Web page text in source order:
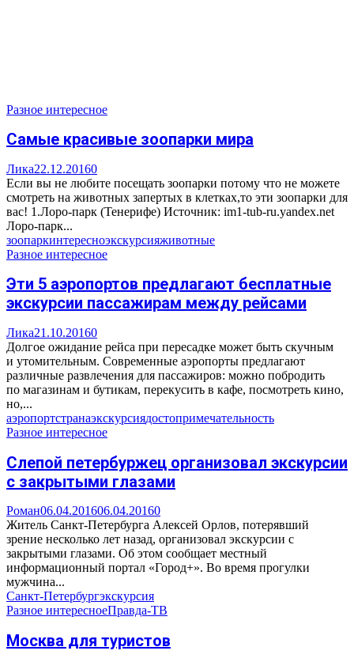
Разное интересное
Самые красивые зоопарки мира
Лика22.12.20160
Если вы не любите посещать зоопарки потому что не можете
смотреть на животных запертых в клетках,то эти зоопарки для
вас! 1.Лоро-парк (Тенерифе) Источник: im1-tub-ru.yandex.net
Лоро-парк...
зоопаркинтересноэкскурсияживотные
Разное интересное
Эти 5 аэропортов предлагают бесплатные
экскурсии пассажирам между рейсами
Лика21.10.20160
Долгое ожидание рейса при пересадке может быть скучным
и утомительным. Современные аэропорты предлагают
различные развлечения для пассажиров: можно побродить
по магазинам и бутикам, перекусить в кафе, посмотреть кино,
но,...
аэропортстранаэкскурсиядостопримечательность
Разное интересное
Слепой петербуржец организовал экскурсии
с закрытыми глазами
Роман06.04.201606.04.20160
Житель Санкт-Петербурга Алексей Орлов, потерявший
зрение несколько лет назад, организовал экскурсии с
закрытыми глазами. Об этом сообщает местный
информационный портал «Город+». Во время прогулки
мужчина...
Санкт-Петербургэкскурсия
Разное интересноеПравда-ТВ
Москва для туристов